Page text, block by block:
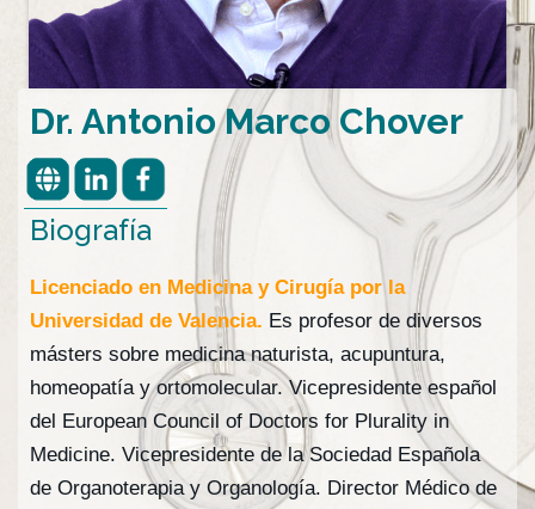
Dr. Antonio Marco Chover
Biografía
Licenciado en Medicina y Cirugía por la
Universidad de Valencia. Es profesor de diversos
másters sobre medicina naturista, acupuntura,
homeopatía y ortomolecular. Vicepresidente español
del European Council of Doctors for Plurality in
Medicine. Vicepresidente de la Sociedad Española
de Organoterapia y Organología. Director Médico de